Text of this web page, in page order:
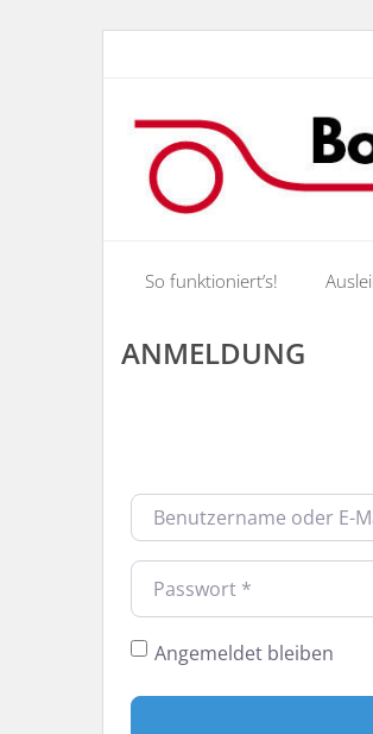
So funktioniert’s!
ANMELDUNG
Benutzername oder E-
Passwort
Angemeldet bleiben